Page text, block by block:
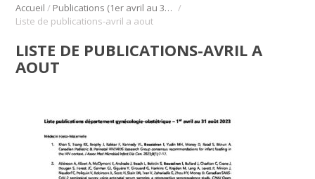
Accueil / Publications (1er avril au 31 août 2023) /
Liste de publications-avril a aout
LISTE DE PUBLICATIONS-AVRIL A
AOUT